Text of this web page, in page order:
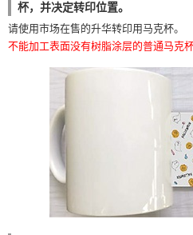
杯，并决定转印位置。
请使用市场在售的升华转印用马克杯。
不能加工表面没有树脂涂层的普通马克杯